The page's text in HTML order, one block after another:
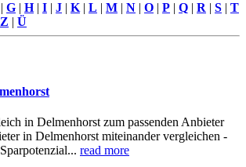
| G | H| I | J | K | L | M | N | O | P | Q | R | S | T
Z | Ü
in Delmenhorst zum passenden Anbieter
in Delmenhorst miteinander vergleichen -
read more